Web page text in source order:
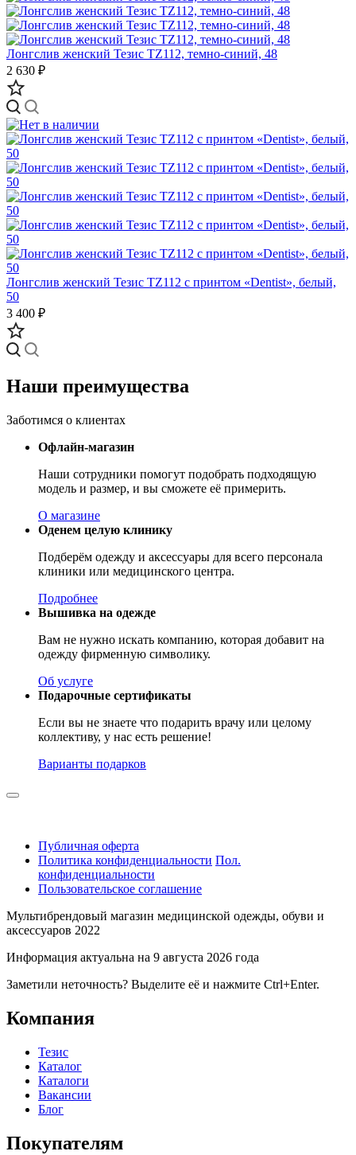
Лонгслив женский Тезис TZ112, темно-синий, 48
2 630 ₽
Лонгслив женский Тезис TZ112 с принтом «Dentist», белый,
50
3 400 ₽
Наши преимущества
Заботимся о клиентах
Офлайн-магазин
Наши сотрудники помогут подобрать подходящую
модель и размер, и вы сможете её примерить.
О магазине
Оденем целую клинику
Подберём одежду и аксессуары для всего персонала
клиники или медицинского центра.
Подробнее
Вышивка на одежде
Вам не нужно искать компанию, которая добавит на
одежду фирменную символику.
Об услуге
Подарочные сертификаты
Если вы не знаете что подарить врачу или целому
коллективу, у нас есть решение!
Варианты подарков
Публичная оферта
Политика конфиденциальности Пол.
конфиденциальности
Пользовательское соглашение
Мультибрендовый магазин медицинской одежды, обуви и
аксессуаров 2022
Информация актуальна на 9 августа 2026 года
Заметили неточность? Выделите её и нажмите Ctrl+Enter.
Компания
Тезис
Каталог
Каталоги
Вакансии
Блог
Покупателям